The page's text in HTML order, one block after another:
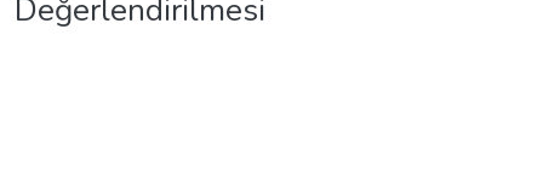
Değerlendirilmesi